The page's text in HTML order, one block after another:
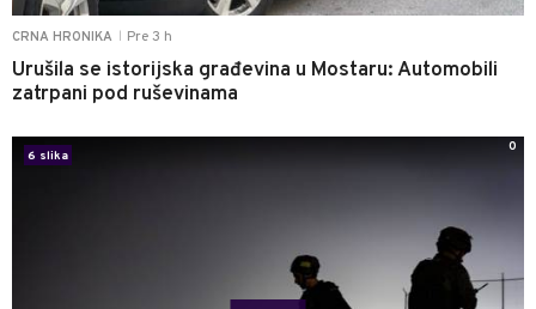
CRNA HRONIKA Pre 3 h
Urušila se istorijska građevina u Mostaru: Automobili
zatrpani pod ruševinama
6 slika
0